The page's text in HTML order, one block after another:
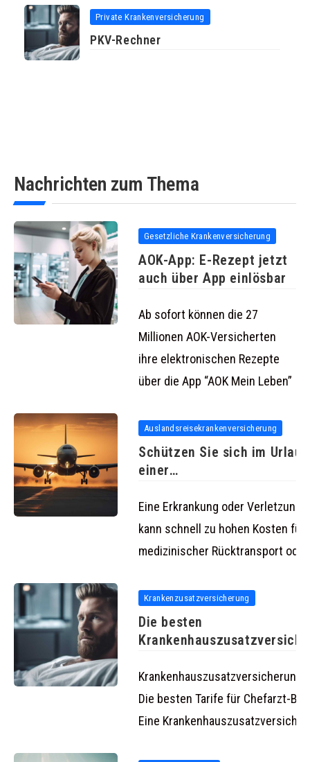
Private Krankenversicherung
PKV-Rechner
Nachrichten zum Thema
Gesetzliche Krankenversicherung
AOK-App: E-Rezept jetzt
auch über App einlösbar
Ab sofort können die 27
Millionen AOK-Versicherten
ihre elektronischen Rezepte
über die App “AOK Mein Leben”
Auslandsreisekrankenversicherung
Schützen Sie sich im
einer
Eine Erkrankung oder Verletzung
kann schnell zu hohen Kosten
medizinischer Rücktransport
Krankenzusatzversicherung
Die besten
Krankenhauszusatzversicherung
Die besten Tarife für Chefarzt-
Eine